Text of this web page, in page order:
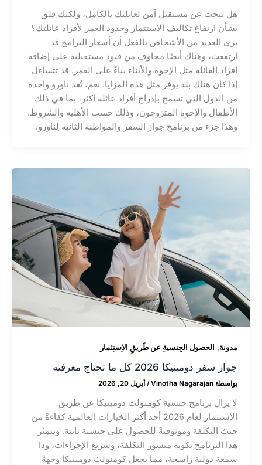
هل تبحث عن مستقبل آمن لعائلتك بالكامل، ولكنك قلق
بشأن ارتفاع تكاليف الاستثمار وحدود العمر لأفراد عائلتك؟
يرى العديد من الأشخاص بالفعل أن أسعار البرامج قد
ارتفعت، وهناك أيضًا مخاوف من قيود مستقبلية على إضافة
أفراد العائلة مثل الإخوة والأبناء بناءً على العمر. قد تتساءل
إذا كان هناك بلد يوفر مثل هذه المزايا. نعم، تُعد ناورو واحدة
من الدول التي تسمح بإدراج أفراد عائلة أكثر، بما في ذلك
الأطفال والإخوة المتزوجون، وذلك حسب الأهلية والشروط.
وهذا جزء من برنامج جواز السفر والمواطنة الثانية لِناورو.
مدونة, الحصول الجِنسيةِ عن طَريقِ الاِستِثمار
جواز سفر دومينيكا 2026 كل ما تحتاج معرفته
بواسطة Vinotha Nagarajan
/ أبريل 20, 2026
لا يزال برنامج جنسية كومنولث دومينيكا عن طريق
الاستثمار لعام 2026 أحد أكثر الخيارات العالمية كفاءةً من
حيث التكلفة وموثوقيةً للحصول على جنسية ثانية. ويتميّز
هذا البرنامج بكونه ميسور التكلفة، وسريع الإجراءات، وذا
سمعة دولية راسخة، مما يجعل كومنولث دومينيكا وجهةً